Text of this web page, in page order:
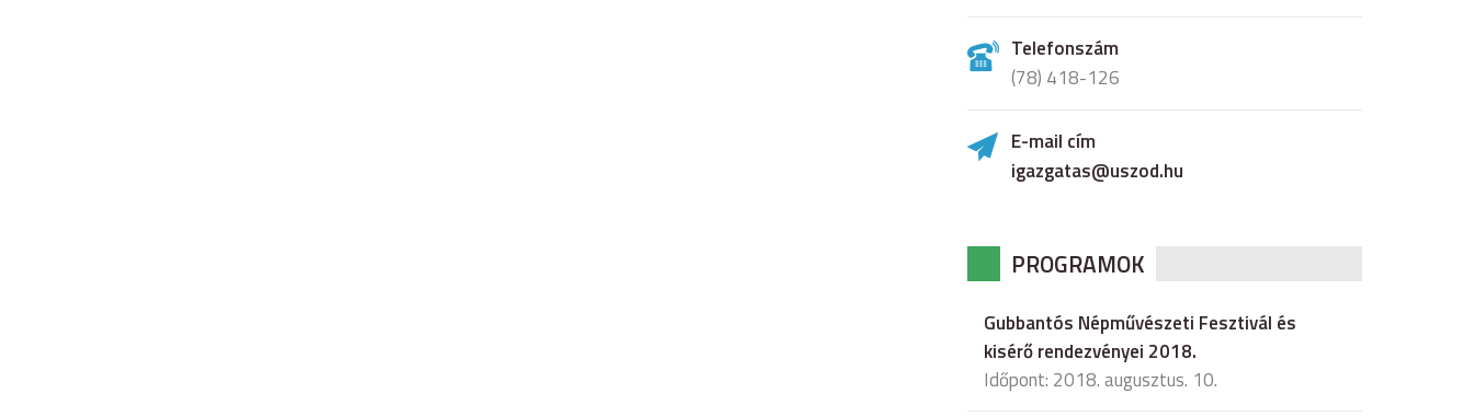
Telefonszám
(78) 418-126
E-mail cím
igazgatas@uszod.hu
PROGRAMOK
Gubbantós Népművészeti Fesztivál és
kisérő rendezvényei 2018.
Időpont: 2018. augusztus. 10.